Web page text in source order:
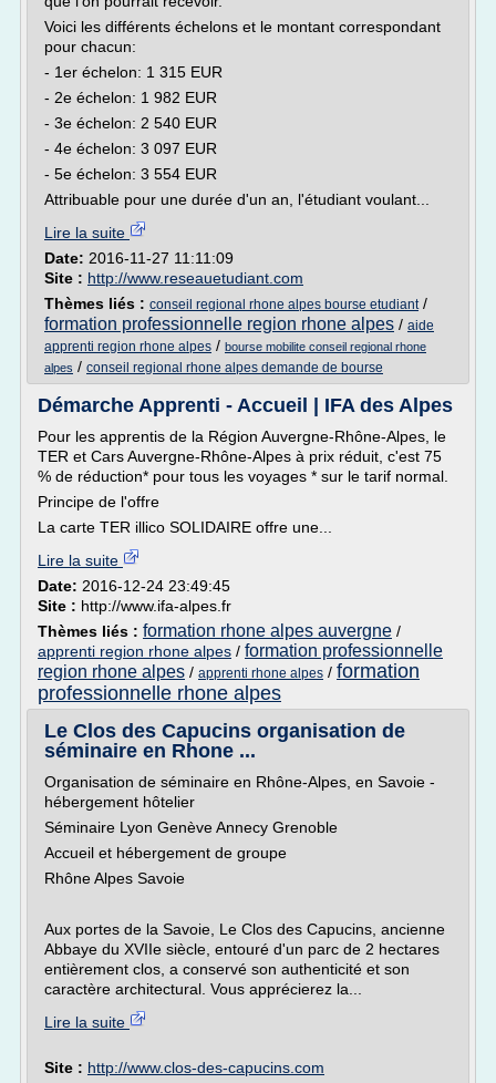
Voici les différents échelons et le montant correspondant
pour chacun:
- 1er échelon: 1 315 EUR
- 2e échelon: 1 982 EUR
- 3e échelon: 2 540 EUR
- 4e échelon: 3 097 EUR
- 5e échelon: 3 554 EUR
Attribuable pour une durée d'un an, l'étudiant voulant...
Lire la suite
Date: 2016-11-27 11:11:09
Site : http://www.reseauetudiant.com
Thèmes liés : conseil regional rhone alpes bourse etudiant/
formation professionnelle region rhone alpes / aide
apprenti region rhone alpes / bourse mobilite conseil regional rhone
alpes / conseil regional rhone alpes demande de bourse
Démarche Apprenti - Accueil | IFA des Alpes
Pour les apprentis de la Région Auvergne-Rhône-Alpes, le
TER et Cars Auvergne-Rhône-Alpes à prix réduit, c'est 75
% de réduction* pour tous les voyages * sur le tarif normal.
Principe de l'offre
La carte TER illico SOLIDAIRE offre une...
Lire la suite
Date: 2016-12-24 23:49:45
Site : http://www.ifa-alpes.fr
Thèmes liés : formation rhone alpes auvergne /
apprenti region rhone alpes / formation professionnelle
region rhone alpes / apprenti rhone alpes / formation
professionnelle rhone alpes
Le Clos des Capucins organisation de
séminaire en Rhone ...
Organisation de séminaire en Rhône-Alpes, en Savoie -
hébergement hôtelier
Séminaire Lyon Genève Annecy Grenoble
Accueil et hébergement de groupe
Rhône Alpes Savoie
Aux portes de la Savoie, Le Clos des Capucins, ancienne
Abbaye du XVIIe siècle, entouré d'un parc de 2 hectares
entièrement clos, a conservé son authenticité et son
caractère architectural. Vous apprécierez la...
Lire la suite
Site : http://www.clos-des-capucins.com